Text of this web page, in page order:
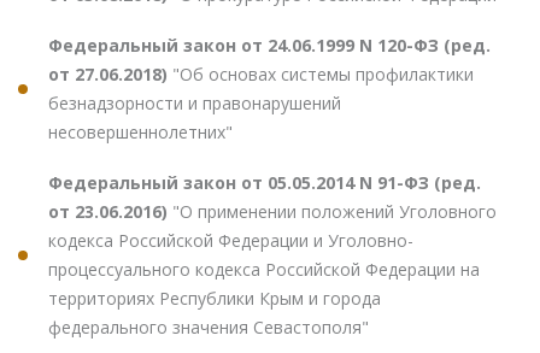
Федеральный закон от 24.06.1999 N 120-ФЗ (ред.
от 27.06.2018) "Об основах системы профилактики
безнадзорности и правонарушений
несовершеннолетних"
Федеральный закон от 05.05.2014 N 91-ФЗ (ред.
от 23.06.2016) "О применении положений Уголовного
кодекса Российской Федерации и Уголовно-
процессуального кодекса Российской Федерации на
территориях Республики Крым и города
федерального значения Севастополя"